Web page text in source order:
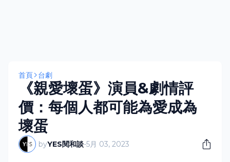
首頁 台劇
《親愛壞蛋》演員&劇情評
價：每個人都可能為愛成為
壞蛋
byYES閱和談-5月 03, 2023